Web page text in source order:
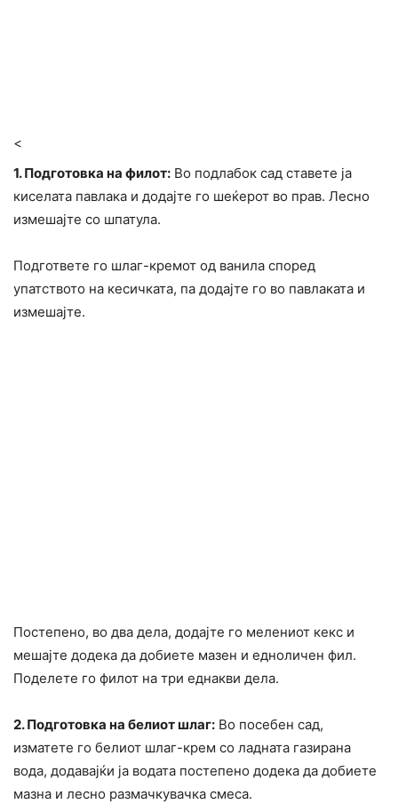
<
1. Подготовка на филот: Во подлабок сад ставете ја
киселата павлака и додајте го шеќерот во прав. Лесно
измешајте со шпатула.
Подгответе го шлаг-кремот од ванила според
упатството на кесичката, па додајте го во павлаката и
измешајте.
Постепено, во два дела, додајте го мелениот кекс и
мешајте додека да добиете мазен и едноличен фил.
Поделете го филот на три еднакви дела.
2. Подготовка на белиот шлаг: Во посебен сад,
изматете го белиот шлаг-крем со ладната газирана
вода, додавајќи ја водата постепено додека да добиете
мазна и лесно размачкувачка смеса.